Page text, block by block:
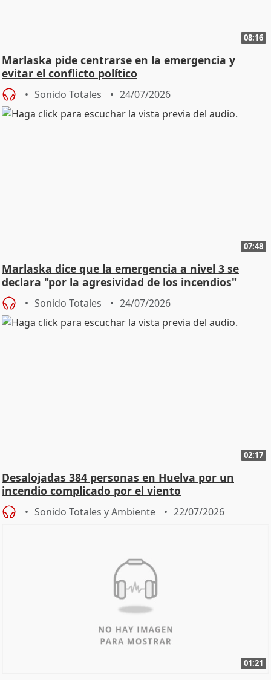
08:16
Marlaska pide centrarse en la emergencia y
evitar el conflicto político
Sonido Totales 24/07/2026
07:48
Marlaska dice que la emergencia a nivel 3 se
declara "por la agresividad de los incendios"
Sonido Totales 24/07/2026
02:17
Desalojadas 384 personas en Huelva por un
incendio complicado por el viento
Sonido Totales y Ambiente 22/07/2026
01:21